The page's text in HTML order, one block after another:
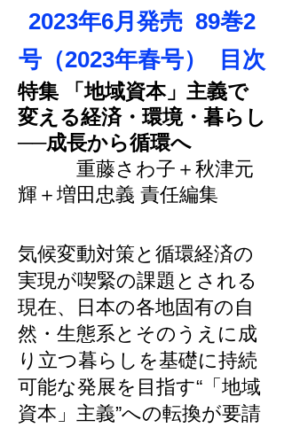
2023年6月発売 89巻2
号（2023年春号） 目次
特集 「地域資本」主義で
変える経済・環境・暮らし
──成長から循環へ
重藤さわ子 ＋秋津元
輝＋増田忠義 責任編集
気候変動対策と循環経済の
実現が喫緊の課題とされる
現在、日本の各地固有の自
然・生態系とそのうえに成
り立つ暮らしを基礎に持続
可能な発展を目指す“「地域
資本」主義”への転換が要請